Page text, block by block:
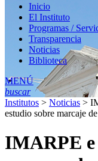
Inicio
El Instituto
Programas /
Transparencia
Noticias
Biblioteca
MENÚ
buscar
Institutos > Noticias >
estudio sobre marcaje
IMARPE